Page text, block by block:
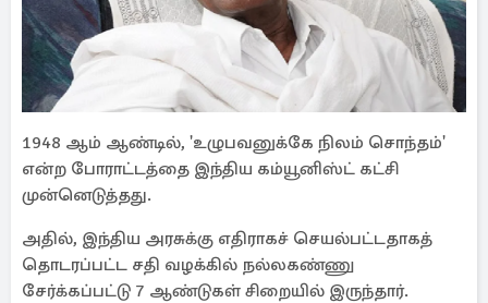
1948 ஆம் ஆண்டில், 'உழுபவனுக்கே நிலம் சொந்தம்'
என்ற போராட்டத்தை இந்திய கம்யூனிஸ்ட் கட்சி
முன்னெடுத்தது.
அதில், இந்திய அரசுக்கு எதிராகச் செயல்பட்டதாகத்
தொடரப்பட்ட சதி வழக்கில் நல்லகண்ணு
சேர்க்கப்பட்டு 7 ஆண்டுகள் சிறையில் இருந்தார்.